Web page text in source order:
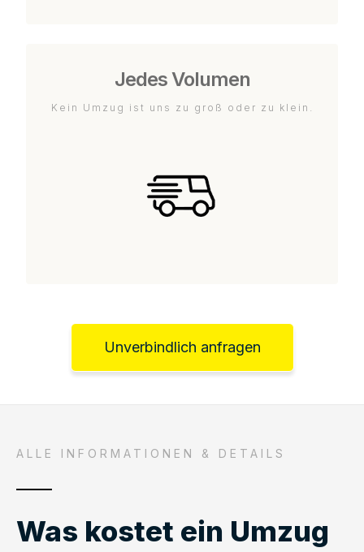
Jedes Volumen
Kein Umzug ist uns zu groß oder zu klein.
Unverbindlich anfragen
ALLE INFORMATIONEN & DETAILS
Was kostet ein Umzug